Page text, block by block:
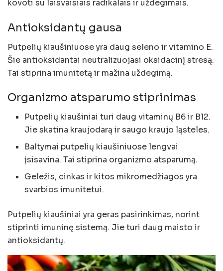
kovoti su laisvaisiais radikalais ir uždegimais.
Antioksidantų gausa
Putpelių kiaušiniuose yra daug seleno ir vitamino E.
Šie antioksidantai neutralizuojasi oksidacinį stresą.
Tai stiprina imunitetą ir mažina uždegimą.
Organizmo atsparumo stiprinimas
Putpelių kiaušiniai turi daug vitaminų B6 ir B12.
Jie skatina kraujodarą ir saugo kraujo ląsteles.
Baltymai putpelių kiaušiniuose lengvai
įsisavina. Tai stiprina organizmo atsparumą.
Geležis, cinkas ir kitos mikromedžiagos yra
svarbios imunitetui.
Putpelių kiaušiniai yra geras pasirinkimas, norint
stiprinti imuninę sistemą. Jie turi daug maisto ir
antioksidantų.